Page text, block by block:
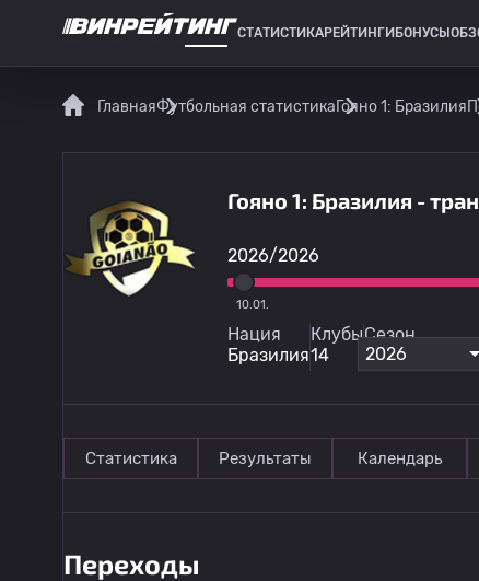
СТАТИСТИКАРЕЙТИНГИ БОНУСЫ
ГлавнаяФутбольная статистикаГояно 1: Бразилия
Гояно 1: Бразилия -
2026/2026
10.01.
Нация
Бразилия
Клубы
14
Сезон
2026
Статистика Результаты Календарь
Переходы